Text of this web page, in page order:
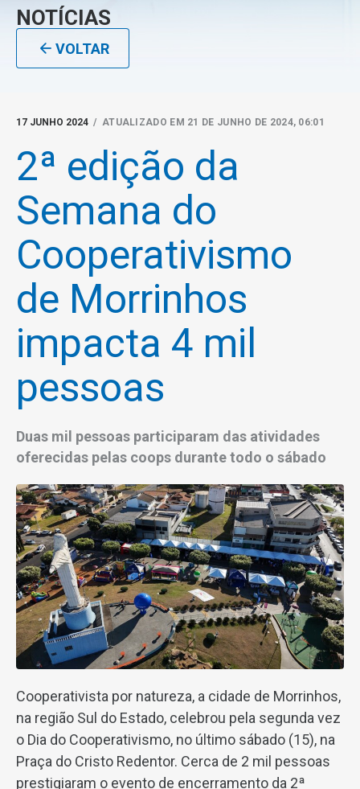
NOTÍCIAS
VOLTAR
17 JUNHO 2024 / ATUALIZADO EM 21 DE JUNHO DE 2024, 06:01
2ª edição da
Semana do
Cooperativismo
de Morrinhos
impacta 4 mil
pessoas
Duas mil pessoas participaram das atividades
oferecidas pelas coops durante todo o sábado
Cooperativista por natureza, a cidade de Morrinhos,
na região Sul do Estado, celebrou pela segunda vez
o Dia do Cooperativismo, no último sábado (15), na
Praça do Cristo Redentor. Cerca de 2 mil pessoas
prestigiaram o evento de encerramento da 2ª